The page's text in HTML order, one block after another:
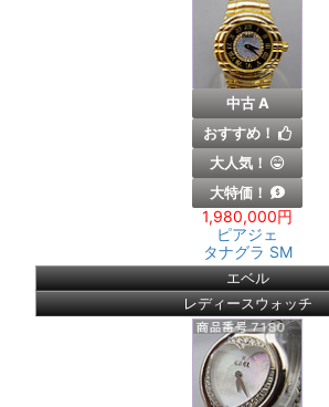
中古 A
おすすめ！
大人気！
大特価！
1,980,000円
ピアジェ
タナグラ SM
エベル
レディースウォッチ